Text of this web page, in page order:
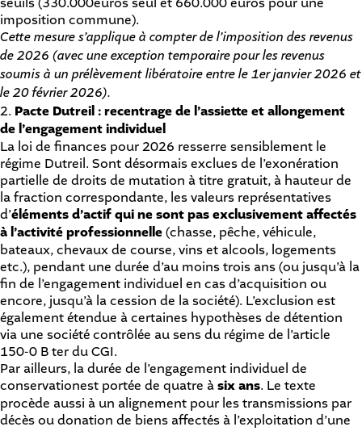
imposition commune).
Cette mesure s’applique à compter de l’imposition des revenus
de 2026 (avec une exception temporaire pour les revenus
soumis à un prélèvement libératoire entre le 1er janvier 2026 et
le 20 février 2026).
2. Pacte Dutreil : recentrage de l’assiette et allongement
de l’engagement individuel
La loi de finances pour 2026 resserre sensiblement le
régime Dutreil. Sont désormais exclues de l’exonération
partielle de droits de mutation à titre gratuit, à hauteur de
la fraction correspondante, les valeurs représentatives
d’éléments d’actif qui ne sont pas exclusivement affectés
à l’activité professionnelle(chasse, pêche, véhicule,
bateaux, chevaux de course, vins et alcools, logements
etc.), pendant une durée d’au moins trois ans (ou jusqu’à la
fin de l’engagement individuel en cas d’acquisition ou
encore, jusqu’à la cession de la société). L’exclusion est
également étendue à certaines hypothèses de détention
via une société contrôlée au sens du régime de l’article
150-0 B ter du CGI.
Par ailleurs, la durée de l’engagement individuel de
conservationest portée de quatre àsix ans. Le texte
procède aussi à un alignement pour les transmissions par
décès ou donation de biens affectés à l’exploitation d’une